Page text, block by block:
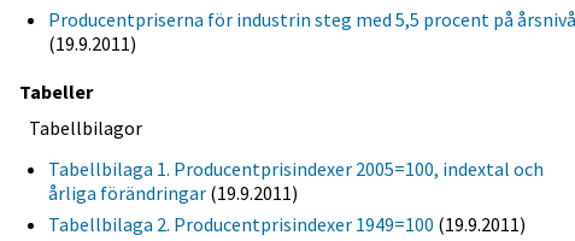
Producentpriserna för industrin steg med 5,5 procent på
(19.9.2011)
Tabeller
Tabellbilagor
Tabellbilaga 1. Producentprisindexer 2005=100, indextal och
årliga förändringar (19.9.2011)
Tabellbilaga 2. Producentprisindexer 1949=100 (19.9.2011)